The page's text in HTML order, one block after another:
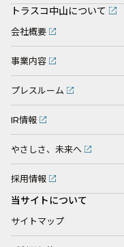
トラスコ中山について
会社概要
事業内容
プレスルーム
IR情報
やさしさ、未来へ
採用情報
当サイトについて
サイトマップ